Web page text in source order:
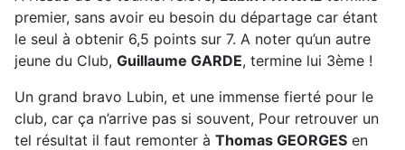
premier, sans avoir eu besoin du départage car étant
le seul à obtenir 6,5 points sur 7. A noter qu’un autre
jeune du Club, Guillaume GARDE, termine lui 3ème !
Un grand bravo Lubin, et une immense fierté pour le
club, car ça n’arrive pas si souvent, Pour retrouver un
tel résultat il faut remonter à Thomas GEORGES en